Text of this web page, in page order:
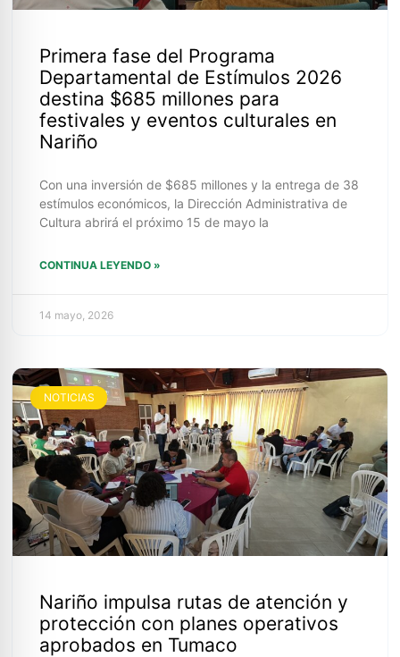
Primera fase del Programa
Departamental de Estímulos 2026
destina $685 millones para
festivales y eventos culturales en
Nariño
Con una inversión de $685 millones y la entrega de 38
estímulos económicos, la Dirección Administrativa de
Cultura abrirá el próximo 15 de mayo la
CONTINUA LEYENDO »
14 mayo, 2026
NOTICIAS
Nariño impulsa rutas de atención y
protección con planes operativos
aprobados en Tumaco